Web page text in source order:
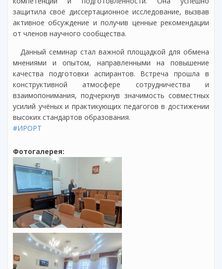
защитила своё диссертационное исследование, вызвав
активное обсуждение и получив ценные рекомендации
от членов научного сообщества.
Данный семинар стал важной площадкой для обмена
мнениями и опытом, направленными на повышение
качества подготовки аспирантов. Встреча прошла в
конструктивной атмосфере сотрудничества и
взаимопонимания, подчеркнув значимость совместных
усилий учёных и практикующих педагогов в достижении
высоких стандартов образования.
#ИРОРТ
Фотогалерея: